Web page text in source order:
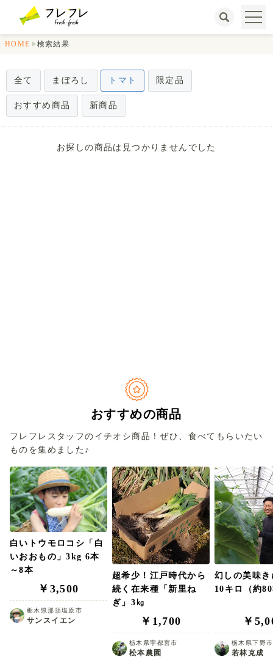
HOME 検索結果
全て まぼろし トマト 限定品
おすすめ商品 新商品
お探しの商品は見つかりませんでした
おすすめの商品
フレフレスタッフのイチオシ商品！ぜひ、食べてもらいたい
ものを集めました♪
白いトウモロコシ「白
いおおもの」3kg 6本
～8本
￥3,500
栃木県那須塩原市
サンスイエン
超希少！江戸時代から
続く在来種「新里ね
ぎ」3㎏
￥1,700
栃木県宇都宮市
松本農園
幻しの美味
10キロ（約
￥
栃木県下野市
若林克成